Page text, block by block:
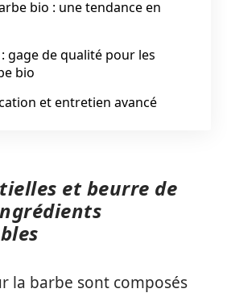
bio : une tendance en
gage de qualité pour les
bio
et entretien avancé
et beurre de
la barbe sont composés